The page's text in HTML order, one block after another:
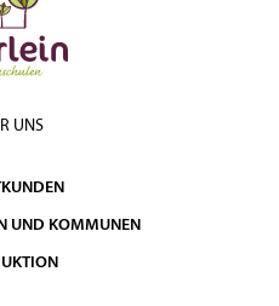
UNS
UND KOMMUNEN